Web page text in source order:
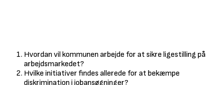
Hvordan vil kommunen arbejde for at sikre ligestilling på
arbejdsmarkedet?
Hvilke initiativer findes allerede for at bekæmpe
diskrimination i jobansøgninger?